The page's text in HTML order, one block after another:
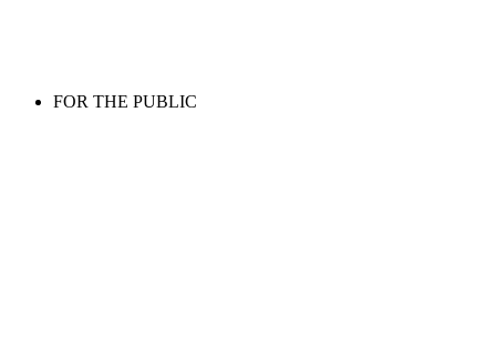
FOR THE PUBLIC